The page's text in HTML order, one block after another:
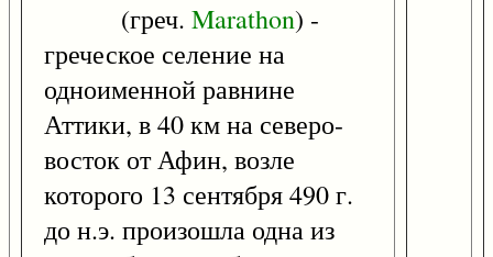
(греч. Marathon) -
греческое селение на
одноименной равнине
Аттики, в 40 км на северо-
восток от Афин, возле
которого 13 сентября 490 г.
до н.э. произошла одна из